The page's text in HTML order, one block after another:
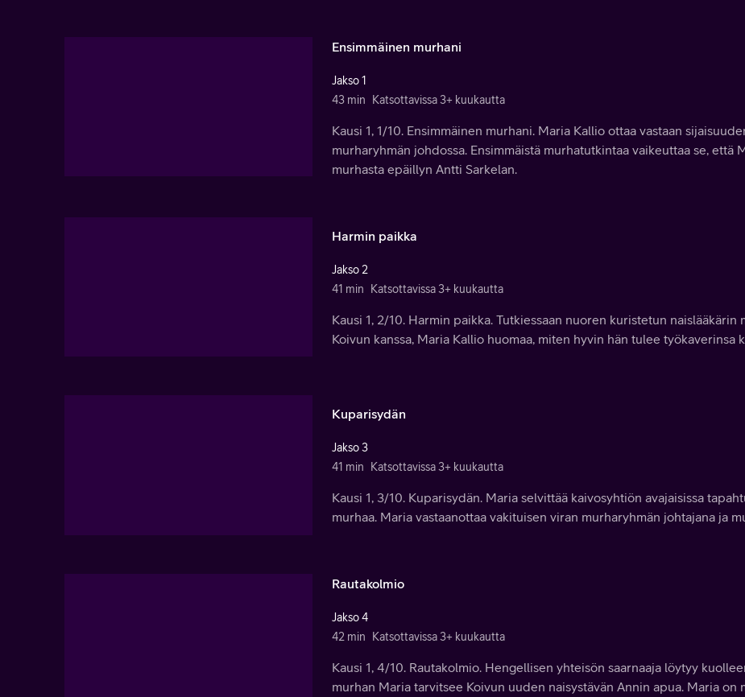
Ensimmäinen murhani
Jakso 1
43 min
Katsottavissa 3+ kuukautta
Kausi 1, 1/10. Ensimmäinen murhani. Maria Kallio ottaa vastaan
murharyhmän johdossa. Ensimmäistä murhatutkintaa vaikeuttaa se, että
murhasta epäillyn Antti Sarkelan.
Harmin paikka
Jakso 2
41 min
Katsottavissa 3+ kuukautta
Kausi 1, 2/10. Harmin paikka. Tutkiessaan nuoren kuristetun naislääkärin
Koivun kanssa, Maria Kallio huomaa, miten hyvin hän tulee työkaverinsa
Kuparisydän
Jakso 3
41 min
Katsottavissa 3+ kuukautta
Kausi 1, 3/10. Kuparisydän. Maria selvittää kaivosyhtiön avajaisissa
murhaa. Maria vastaanottaa vakituisen viran murharyhmän johtajana ja
Rautakolmio
Jakso 4
42 min
Katsottavissa 3+ kuukautta
Kausi 1, 4/10. Rautakolmio. Hengellisen yhteisön saarnaaja löytyy
murhan Maria tarvitsee Koivun uuden naisystävän Annin apua. Maria on